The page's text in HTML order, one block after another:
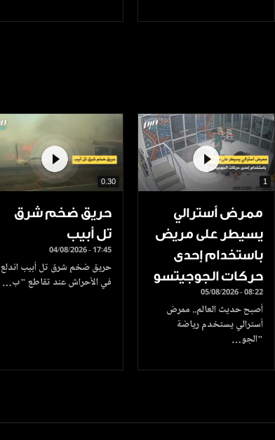
1
ممرض أسترالي
يسيطر على مريض
باستخدام إحدى
حركات الجوجيتسو
05/08/2026 - 08:22
أصبح حديث العالم.. ممرض
أسترالي يستخدم رياضة
"الجو…
0.30
حريق ضخم شرق
تل أبيب
04/08/2026 - 17:45
حريق ضخم شرق تل أبيب اندلع
في الأحراش عند تقاطع "ب…